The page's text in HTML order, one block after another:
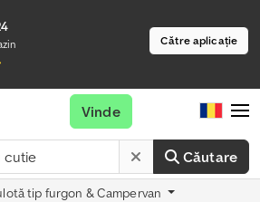
Către aplicație
Căutare
Vinde
tip furgon & Campervan